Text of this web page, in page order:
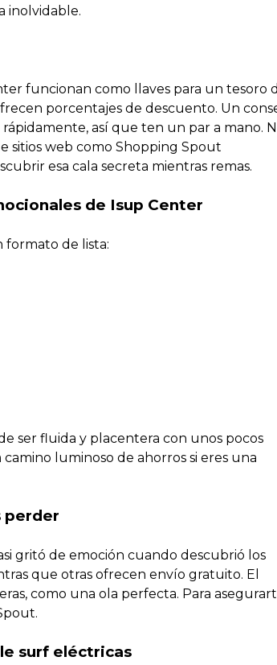
inolvidable.
funcionan como llaves para un tesoro
porcentajes de descuento. Un
así que ten un par a mano.
sitios web como Shopping Spout
esa cala secreta mientras remas.
de Isup Center
formato de lista:
ser fluida y placentera con unos pocos
luminoso de ahorros si eres una
perder
gritó de emoción cuando descubrió los
que otras ofrecen envío gratuito. El
como una ola perfecta. Para
surf eléctricas